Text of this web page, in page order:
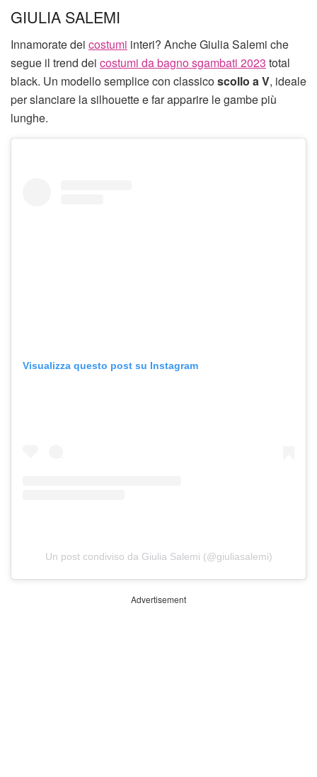
GIULIA SALEMI
Innamorate dei costumi interi? Anche Giulia Salemi che
segue il trend dei costumi da bagno sgambati 2023 total
black. Un modello semplice con classicoscollo a V, ideale
per slanciare la silhouette e far apparire le gambe più
lunghe.
Visualizza questo post su Instagram
Un post condiviso da Giulia Salemi (@giuliasalemi)
Advertisement